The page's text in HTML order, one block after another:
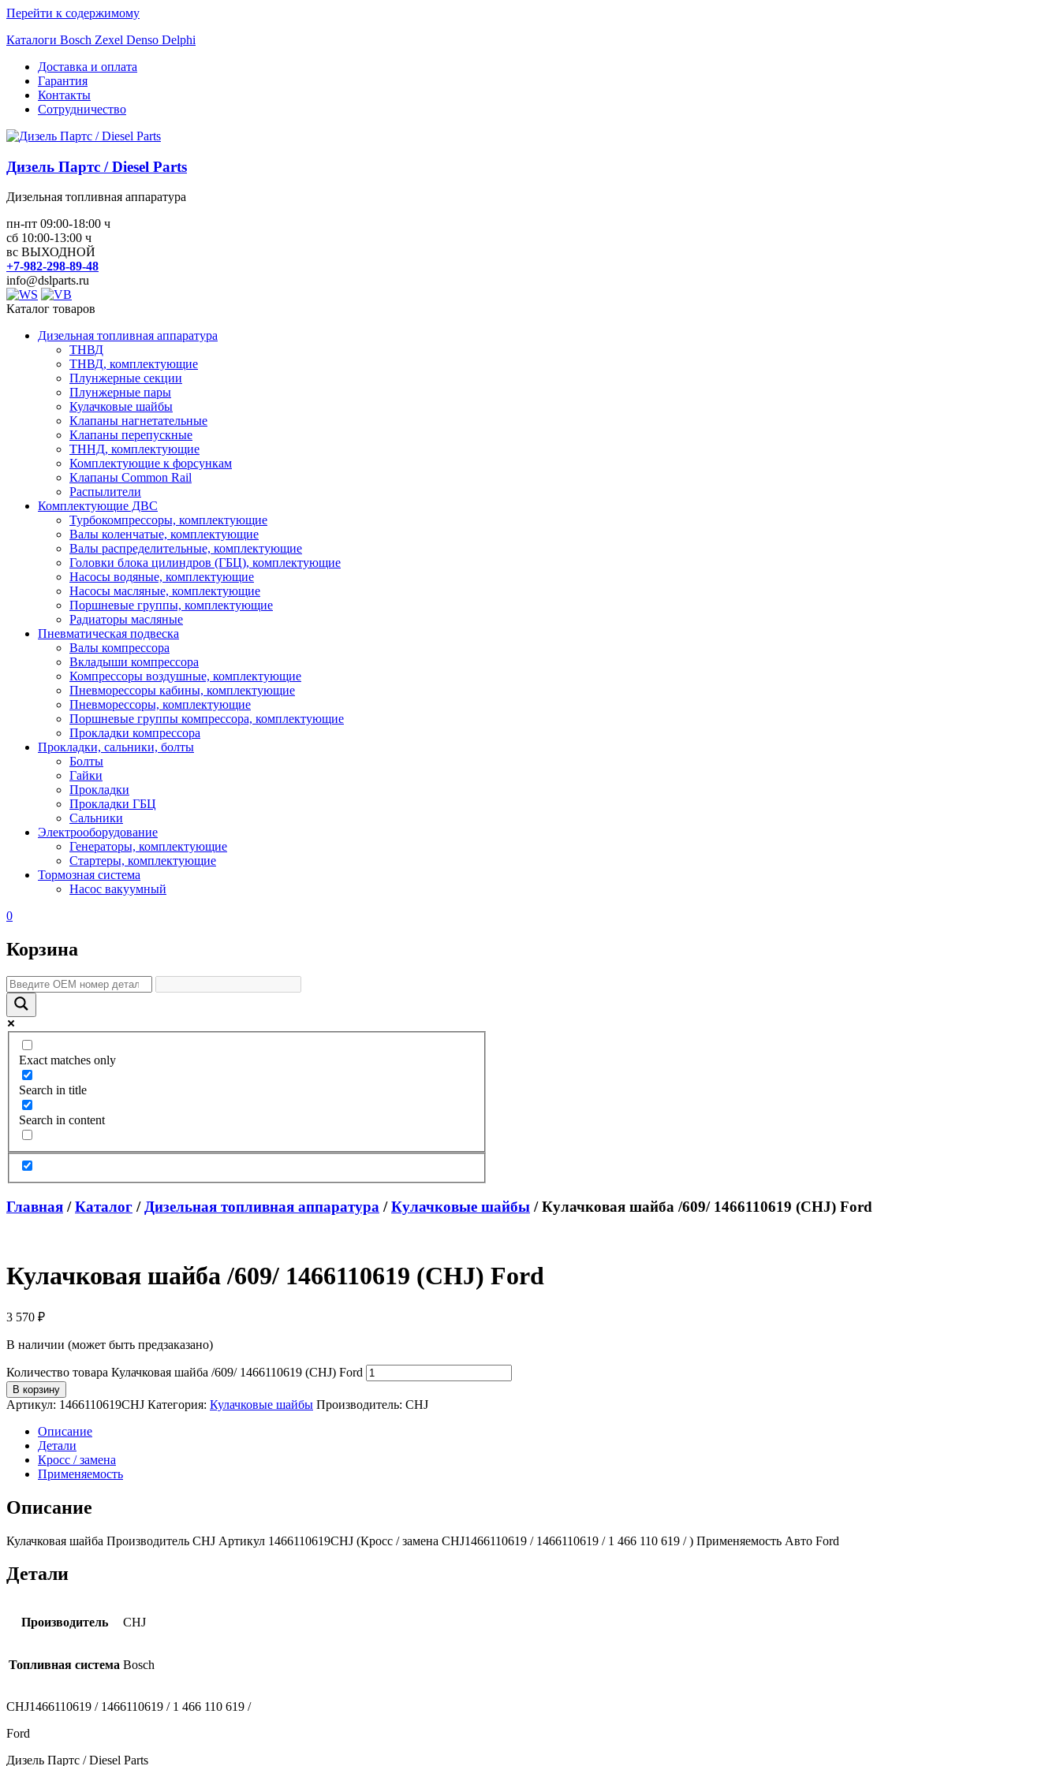
Перейти к содержимому
Каталоги Bosch Zexel Denso Delphi
Доставка и оплата
Гарантия
Контакты
Сотрудничество
Дизель Партс / Diesel Parts
Дизельная топливная аппаратура
пн-пт 09:00-18:00 ч
сб 10:00-13:00 ч
вс ВЫХОДНОЙ
+7-982-298-89-48
info@dslparts.ru
Каталог товаров
Дизельная топливная аппаратура
ТНВД
ТНВД, комплектующие
Плунжерные секции
Плунжерные пары
Кулачковые шайбы
Клапаны нагнетательные
Клапаны перепускные
ТННД, комплектующие
Комплектующие к форсункам
Клапаны Common Rail
Распылители
Комплектующие ДВС
Турбокомпрессоры, комплектующие
Валы коленчатые, комплектующие
Валы распределительные, комплектующие
Головки блока цилиндров (ГБЦ), комплектующие
Насосы водяные, комплектующие
Насосы масляные, комплектующие
Поршневые группы, комплектующие
Радиаторы масляные
Пневматическая подвеска
Валы компрессора
Вкладыши компрессора
Компрессоры воздушные, комплектующие
Пневморессоры кабины, комплектующие
Пневморессоры, комплектующие
Поршневые группы компрессора, комплектующие
Прокладки компрессора
Прокладки, сальники, болты
Болты
Гайки
Прокладки
Прокладки ГБЦ
Сальники
Электрооборудование
Генераторы, комплектующие
Стартеры, комплектующие
Тормозная система
Насос вакуумный
0
Корзина
Exact matches only
Search in title
Search in content
Главная /Каталог / Дизельная топливная аппаратура /Кулачковые шайбы / Кулачковая шайба /609/ 1466110619 (CHJ) Ford
Кулачковая шайба /609/ 1466110619 (CHJ) Ford
3 570 ₽
В наличии (может быть предзаказано)
Количество товара Кулачковая шайба /609/ 1466110619 (CHJ) Ford
В корзину
Артикул: 1466110619CHJ Категория: Кулачковые шайбы Производитель: CHJ
Описание
Детали
Кросс / замена
Применяемость
Описание
Кулачковая шайба Производитель CHJ Артикул 1466110619CHJ (Кросс / замена CHJ1466110619 / 1466110619 / 1 466 110 619 / ) Применяемость Авто Ford
Детали
Производитель CHJ
Топливная система Bosch
CHJ1466110619 / 1466110619 / 1 466 110 619 /
Ford
Дизель Партс / Diesel Parts